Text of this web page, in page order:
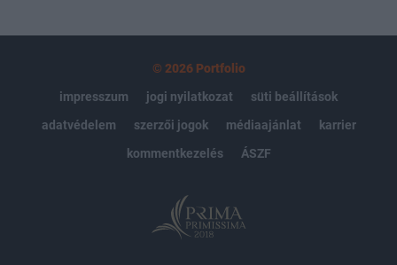
© 2026 Portfolio
impresszum
jogi nyilatkozat
süti beállítások
adatvédelem
szerzői jogok médiaajánlat
karrier
kommentkezelés
ÁSZF